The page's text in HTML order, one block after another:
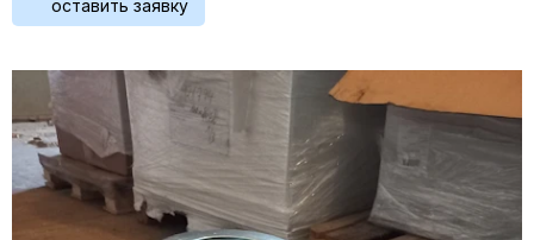
оставить заявку